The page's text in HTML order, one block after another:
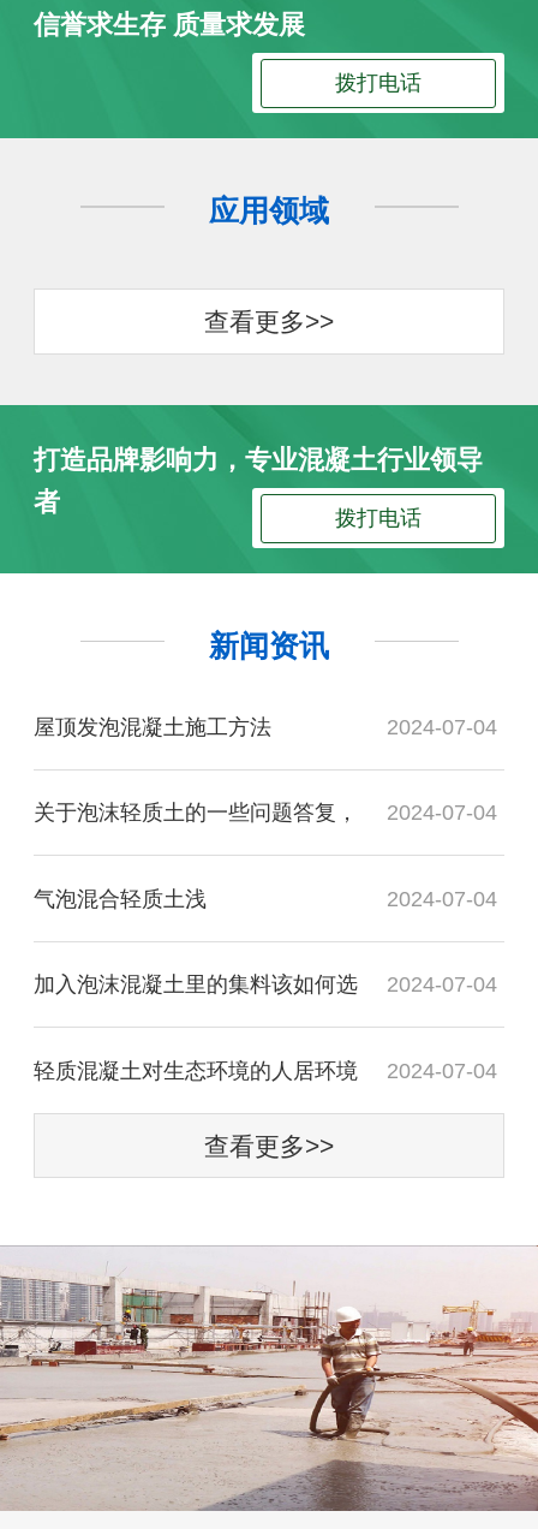
信誉求生存 质量求发展
拨打电话
应用领域
查看更多>>
打造品牌影响力，专业混凝土行业领导
者
拨打电话
新闻资讯
屋顶发泡混凝土施工方法 2024-07-04
关于泡沫轻质土的一些问题答复， 2024-07-04
气泡混合轻质土​浅 2024-07-04
加入泡沫混凝土里的集料该如何选 2024-07-04
轻质混凝土对生态环境的人居环境 2024-07-04
查看更多>>